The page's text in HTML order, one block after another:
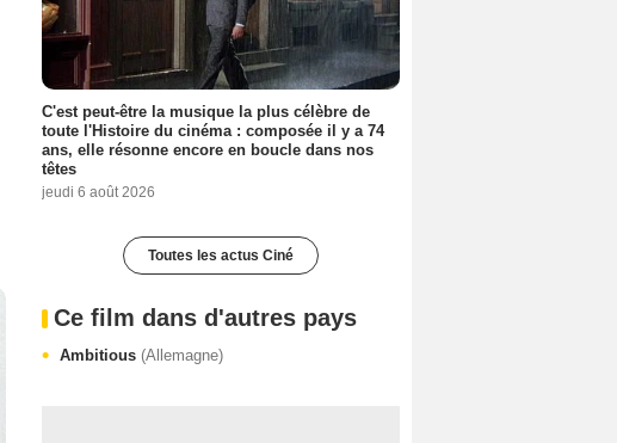
C'est peut-être la musique la plus célèbre de
toute l'Histoire du cinéma : composée il y a 74
ans, elle résonne encore en boucle dans nos
têtes
jeudi 6 août 2026
Toutes les actus Ciné
Ce film dans d'autres pays
Ambitious (Allemagne)